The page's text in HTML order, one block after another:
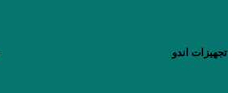
تجهیزات اندو